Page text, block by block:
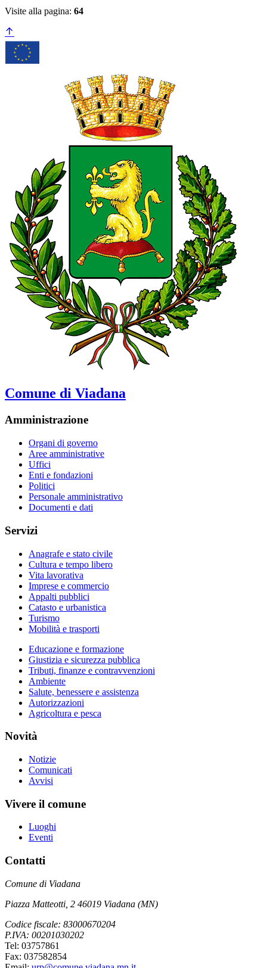
Visite alla pagina: 64
Comune di Viadana
Amministrazione
Organi di governo
Aree amministrative
Uffici
Enti e fondazioni
Politici
Personale amministrativo
Documenti e dati
Servizi
Anagrafe e stato civile
Cultura e tempo libero
Vita lavorativa
Imprese e commercio
Appalti pubblici
Catasto e urbanistica
Turismo
Mobilità e trasporti
Educazione e formazione
Giustizia e sicurezza pubblica
Tributi, finanze e contravvenzioni
Ambiente
Salute, benessere e assistenza
Autorizzazioni
Agricoltura e pesca
Novità
Notizie
Comunicati
Avvisi
Vivere il comune
Luoghi
Eventi
Contatti
Comune di Viadana
Piazza Matteotti, 2 46019 Viadana (MN)
Codice fiscale: 83000670204
P.IVA: 00201030202
Tel: 03757861
Fax: 037582854